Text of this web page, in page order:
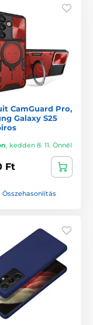
CamGuard Pro,
Galaxy S25
, kedden 8. 11. Önnél
Ft
Összehasonlítás